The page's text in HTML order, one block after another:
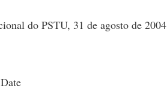
do PSTU, 31 de agosto de 2004